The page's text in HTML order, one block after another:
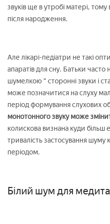
звуків ще в утробі матері,
після народження.
Але лікарі-педіатри не такі
апаратів для сну. Батьки
шумелкою " сторонні звуки і
може позначитися на слуху
період формування слухових
монотонного звуку може
колискова визнана куди
тривалість застосування
періодом.
Білий шум для